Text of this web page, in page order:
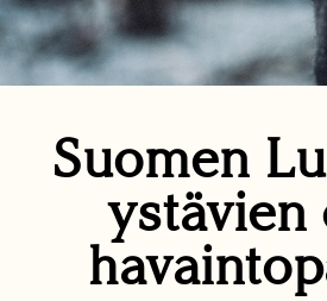
Suomen
ystävien